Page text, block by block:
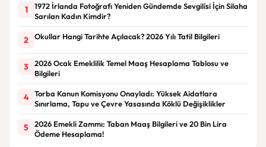
1
1972 İrlanda Fotoğrafı Yeniden Gündemde Sevgilisi İçin Silaha
Sarılan Kadın Kimdir?
2 Okullar Hangi Tarihte Açılacak? 2026 Yılı Tatil Bilgileri
3
2026 Ocak Emeklilik Temel Maaş Hesaplama Tablosu ve
Bilgileri
4
Torba Kanun Komisyonu Onayladı: Yüksek Aidatlara
Sınırlama, Tapu ve Çevre Yasasında Köklü Değişiklikler
5
2026 Emekli Zammı: Taban Maaş Bilgileri ve 20 Bin Lira
Ödeme Hesaplama!